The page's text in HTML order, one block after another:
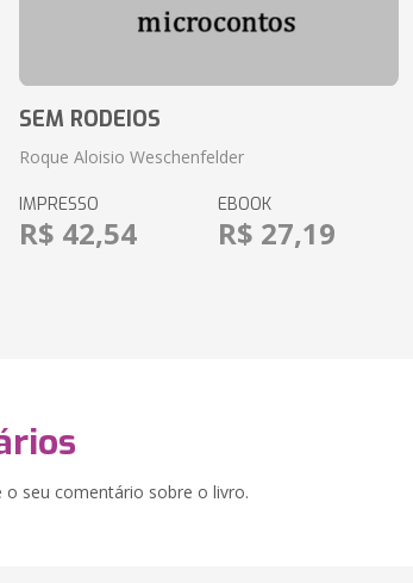
SEM RODEIOS
Roque Aloisio Weschenfelder
IMPRESSO
R$ 42,54
EBOOK
R$ 27,19
o seu comentário sobre o livro.